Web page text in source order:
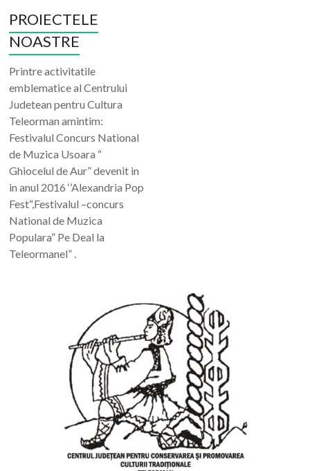
PROIECTELE
NOASTRE
Printre activitatile
emblematice al Centrului
Judetean pentru Cultura
Teleorman amintim:
Festivalul Concurs National
de Muzica Usoara “
Ghiocelul de Aur” devenit in
in anul 2016 ‘’Alexandria Pop
Fest“,Festivalul –concurs
National de Muzica
Populara” Pe Deal la
Teleormanel” .